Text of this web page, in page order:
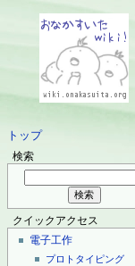
トップ
検索
クイックアクセス
電子工作
プロトタイピング